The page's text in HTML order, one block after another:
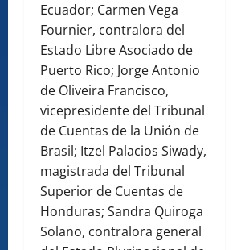
Ecuador; Carmen Vega
Fournier, contralora del
Estado Libre Asociado de
Puerto Rico; Jorge Antonio
de Oliveira Francisco,
vicepresidente del Tribunal
de Cuentas de la Unión de
Brasil; Itzel Palacios Siwady,
magistrada del Tribunal
Superior de Cuentas de
Honduras; Sandra Quiroga
Solano, contralora general